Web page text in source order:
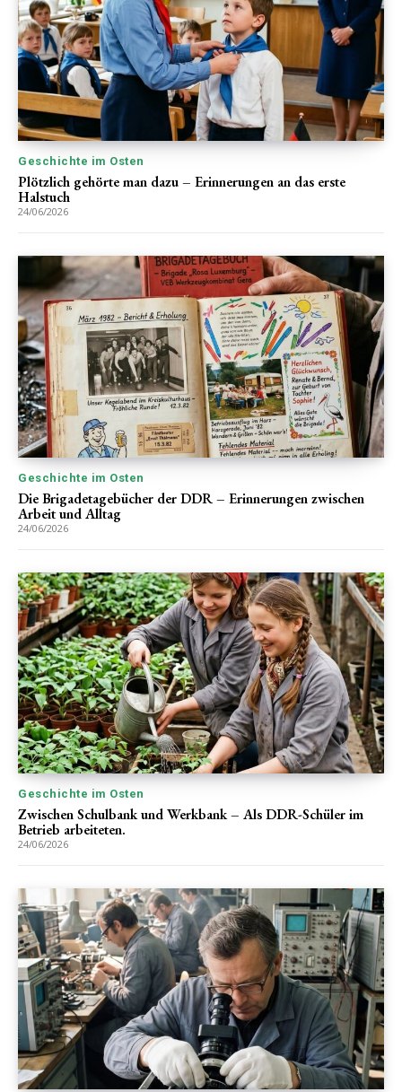
Geschichte im Osten
Plötzlich gehörte man dazu – Erinnerungen an das erste
Halstuch
24/06/2026
Geschichte im Osten
Die Brigadetagebücher der DDR – Erinnerungen zwischen
Arbeit und Alltag
24/06/2026
Geschichte im Osten
Zwischen Schulbank und Werkbank – Als DDR-Schüler im
Betrieb arbeiteten.
24/06/2026